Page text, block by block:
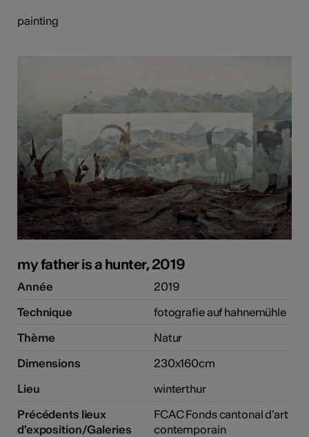
painting
my father is a hunter, 2019
Année
2019
Technique
fotografie auf hahnemühle
Thème
Natur
Dimensions
230x160cm
Lieu
winterthur
Précédents lieux
d'exposition/Galeries
FCAC Fonds cantonal d’art
contemporain